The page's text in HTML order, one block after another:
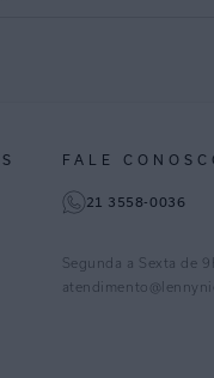
FALE
21 3558-0036
Segunda a Sexta de